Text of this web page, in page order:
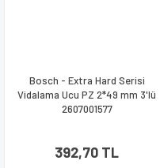
Bosch - Extra Hard Serisi
Vidalama Ucu PZ 2*49 mm 3'lü
2607001577
392,70 TL